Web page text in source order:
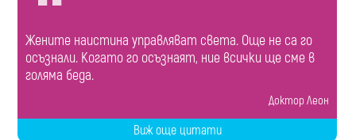
Жените наистина управляват света. Още не са го
осъзнали. Когато го осъзнаят, ние всички ще сме в
голяма беда.
Доктор Леон
Виж още цитати